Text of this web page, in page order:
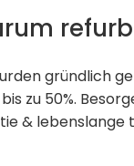
gründlich
zu 50%.
&